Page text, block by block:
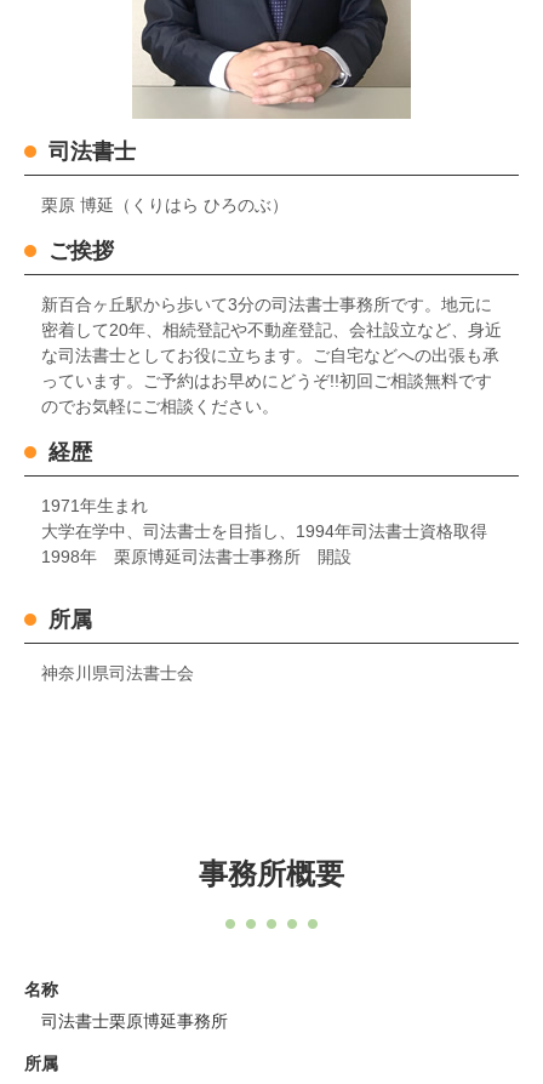
司法書士
栗原 博延（くりはら ひろのぶ）
ご挨拶
新百合ヶ丘駅から歩いて3分の司法書士事務所です。地元に
密着して20年、相続登記や不動産登記、会社設立など、身近
な司法書士としてお役に立ちます。ご自宅などへの出張も承
っています。ご予約はお早めにどうぞ!!初回ご相談無料です
のでお気軽にご相談ください。
経歴
1971年生まれ
大学在学中、司法書士を目指し、1994年司法書士資格取得
1998年 栗原博延司法書士事務所 開設
所属
神奈川県司法書士会
事務所概要
名称
司法書士栗原博延事務所
所属